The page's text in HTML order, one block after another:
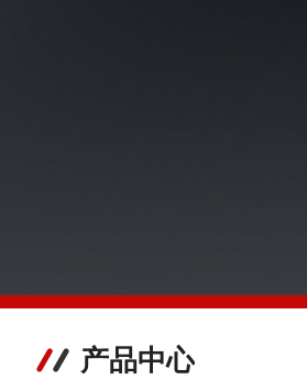
产品中心